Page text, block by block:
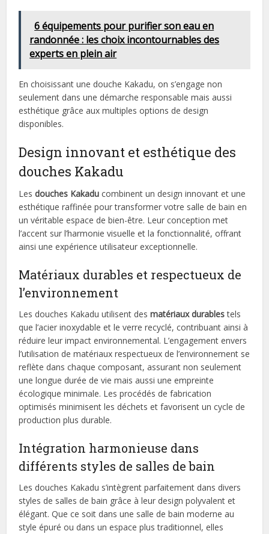
6 équipements pour purifier son eau en
randonnée : les choix incontournables des
experts en plein air
En choisissant une douche Kakadu, on s’engage non
seulement dans une démarche responsable mais aussi
esthétique grâce aux multiples options de design
disponibles.
Design innovant et esthétique des
douches Kakadu
Lesdouches Kakadu combinent un design innovant et une
esthétique raffinée pour transformer votre salle de bain en
un véritable espace de bien-être. Leur conception met
l’accent sur l’harmonie visuelle et la fonctionnalité, offrant
ainsi une expérience utilisateur exceptionnelle.
Matériaux durables et respectueux de
l’environnement
Les douches Kakadu utilisent desmatériaux durablestels
que l’acier inoxydable et le verre recyclé, contribuant ainsi à
réduire leur impact environnemental. L’engagement envers
l’utilisation de matériaux respectueux de l’environnement se
reflète dans chaque composant, assurant non seulement
une longue durée de vie mais aussi une empreinte
écologique minimale. Les procédés de fabrication
optimisés minimisent les déchets et favorisent un cycle de
production plus durable.
Intégration harmonieuse dans
différents styles de salles de bain
Les douches Kakadu s’intègrent parfaitement dans divers
styles de salles de bain grâce à leur design polyvalent et
élégant. Que ce soit dans une salle de bain moderne au
style épuré ou dans un espace plus traditionnel, elles